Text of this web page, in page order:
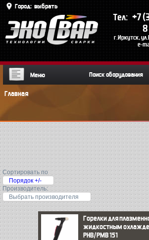
Город: выбрать
Тел: +7
г.Иркутск,
e-
Меню
Главная
Сортировать по
Порядок +/-
Производитель:
Выбрать производителя
Горелки для
жидкостным
PНВ/PМВ 151